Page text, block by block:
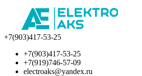
+7(903)417-53-25
+7(903)417-53-25
+7(919)746-57-09
electroaks@yandex.ru